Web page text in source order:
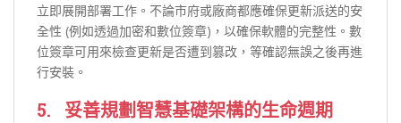
立即展開部署工作。不論市府或廠商都應確保更新派送的安
全性 (例如透過加密和數位簽章)，以確保軟體的完整性。數
位簽章可用來檢查更新是否遭到篡改，等確認無誤之後再進
行安裝。
5. 妥善規劃智慧基礎架構的生命週期